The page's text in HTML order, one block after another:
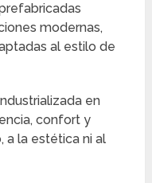
modernas,
al estilo de
en
confort y
a la estética ni al